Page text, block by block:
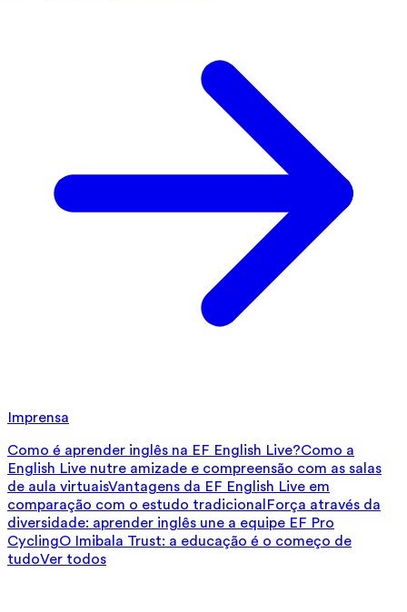
Imprensa
Como é aprender inglês na EF English Live?Como a
English Live nutre amizade e compreensão com as salas
de aula virtuaisVantagens da EF English Live em
comparação com o estudo tradicional Força através da
diversidade: aprender inglês une a equipe EF Pro
CyclingO Imibala Trust: a educação é o começo de
tudoVer todos